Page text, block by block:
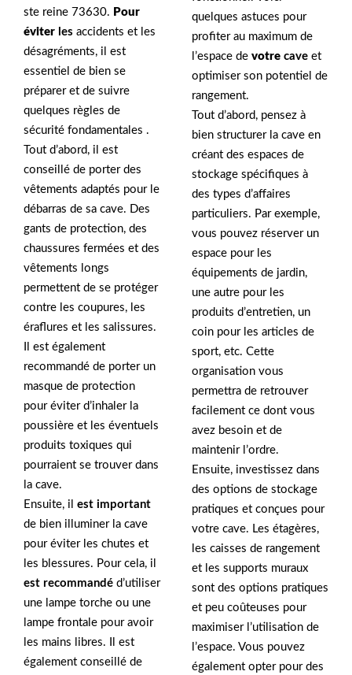
ste reine 73630. Pour
éviter les accidents et les
désagréments, il est
essentiel de bien se
préparer et de suivre
quelques règles de
sécurité fondamentales .
Tout d’abord, il est
conseillé de porter des
vêtements adaptés pour le
débarras de sa cave. Des
gants de protection, des
chaussures fermées et des
vêtements longs
permettent de se protéger
contre les coupures, les
éraflures et les salissures.
Il est également
recommandé de porter un
masque de protection
pour éviter d’inhaler la
poussière et les éventuels
produits toxiques qui
pourraient se trouver dans
la cave.
Ensuite, il est important
de bien illuminer la cave
pour éviter les chutes et
les blessures. Pour cela, il
est recommandé d’utiliser
une lampe torche ou une
lampe frontale pour avoir
les mains libres. Il est
également conseillé de
quelques astuces pour
profiter au maximum de
l’espace de votre cave et
optimiser son potentiel de
rangement.
Tout d’abord, pensez à
bien structurer la cave en
créant des espaces de
stockage spécifiques à
des types d’affaires
particuliers. Par exemple,
vous pouvez réserver un
espace pour les
équipements de jardin,
une autre pour les
produits d’entretien, un
coin pour les articles de
sport, etc. Cette
organisation vous
permettra de retrouver
facilement ce dont vous
avez besoin et de
maintenir l’ordre.
Ensuite, investissez dans
des options de stockage
pratiques et conçues pour
votre cave. Les étagères,
les caisses de rangement
et les supports muraux
sont des options pratiques
et peu coûteuses pour
maximiser l’utilisation de
l’espace. Vous pouvez
également opter pour des